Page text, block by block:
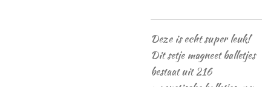
Deze is echt super leuk!
Dit setje magneet balletjes
bestaat uit 216